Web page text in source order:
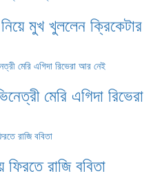
মুখ খুললেন ক্রিকেটার
মেরি এগিদা রিভেরা
রাজি ববিতা